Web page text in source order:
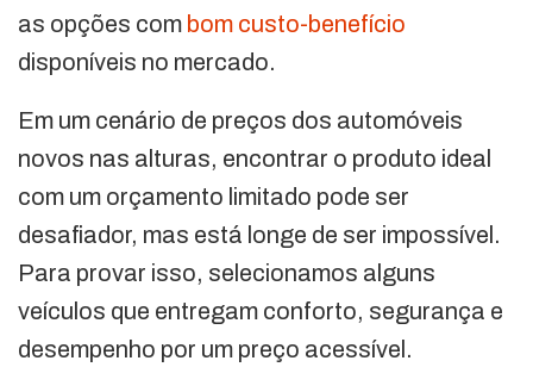
as opções com bom custo-benefício
disponíveis no mercado.
Em um cenário de preços dos automóveis
novos nas alturas, encontrar o produto ideal
com um orçamento limitado pode ser
desafiador, mas está longe de ser impossível.
Para provar isso, selecionamos alguns
veículos que entregam conforto, segurança e
desempenho por um preço acessível.